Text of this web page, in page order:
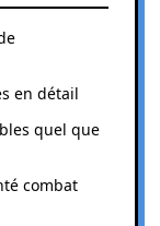
en détail
quel que
combat